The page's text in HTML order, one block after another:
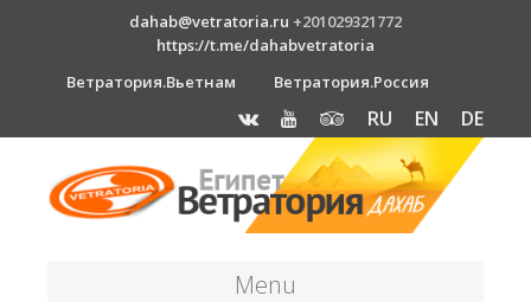
dahab@vetratoria.ru +201029321772
https://t.me/dahabvetratoria
Ветратория.Вьетнам
Ветратория.Россия
RU EN DE
Menu